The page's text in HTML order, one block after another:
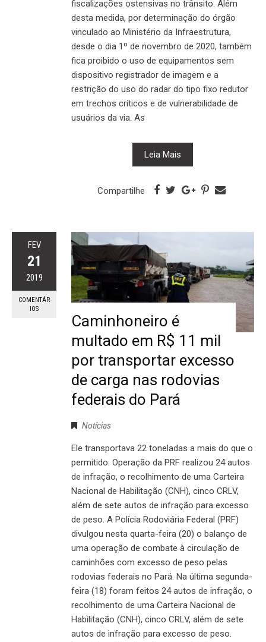
fiscalizações ostensivas no trânsito. Além
desta medida, por determinação do órgão
vinculado ao Ministério da Infraestrutura,
desde o dia 1º de novembro de 2020, também
fica proibido o uso de equipamentos sem
dispositivo registrador de imagem e a
restrição do uso do radar do tipo fixo redutor
em trechos críticos e de vulnerabilidade de
usuários da via. As
Leia Mais
Compartilhe
FEV
21
2019
COMENTÁR
IOS
Caminhoneiro é
multado em R$ 11 mil
por transportar excesso
de carga nas rodovias
federais do Pará
Notícias
Ele transportava 22 toneladas a mais do que o
permitido. Operação da PRF realizou 24 autos
de infração, o recolhimento de uma Carteira
Nacional de Habilitação (CNH), cinco CRLV,
além de sete autos de infração para excesso
de peso. A Polícia Rodoviária Federal (PRF)
divulgou nesta quarta-feira (20) o balanço de
uma operação de combate à circulação de
caminhões com excesso de peso pelas
rodovias federais no Pará. Na última segunda-
feira (18) foram feitos 24 autos de infração, o
recolhimento de uma Carteira Nacional de
Habilitação (CNH), cinco CRLV, além de sete
autos de infração para excesso de peso.